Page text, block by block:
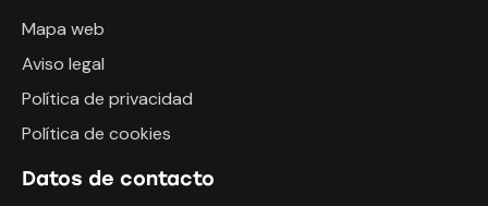
Mapa web
Aviso legal
Política de privacidad
Política de cookies
Datos de contacto